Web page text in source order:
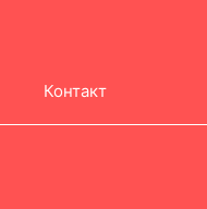
Контакт